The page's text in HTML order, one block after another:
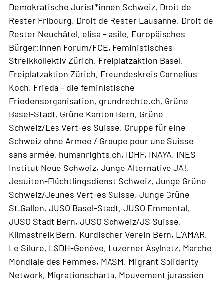
Demokratische Jurist*innen Schweiz, Droit de
Rester Fribourg, Droit de Rester Lausanne, Droit de
Rester Neuchâtel, elisa – asile, Europäisches
Bürger:innen Forum/FCE, Feministisches
Streikkollektiv Zürich, Freiplatzaktion Basel,
Freiplatzaktion Zürich, Freundeskreis Cornelius
Koch, Frieda – die feministische
Friedensorganisation, grundrechte.ch, Grüne
Basel-Stadt, Grüne Kanton Bern, Grüne
Schweiz/Les Vert-es Suisse, Gruppe für eine
Schweiz ohne Armee / Groupe pour une Suisse
sans armée, humanrights.ch, IDHF, INAYA, INES
Institut Neue Schweiz, Junge Alternative JA!,
Jesuiten-Flüchtlingsdienst Schweiz, Junge Grüne
Schweiz/Jeunes Vert-es Suisse, Junge Grüne
St.Gallen, JUSO Basel-Stadt, JUSO Emmental,
JUSO Stadt Bern, JUSO Schweiz/JS Suisse,
Klimastreik Bern, Kurdischer Verein Bern, L’AMAR,
Le Silure, LSDH-Genève, Luzerner Asylnetz, Marche
Mondiale des Femmes, MASM, Migrant Solidarity
Network, Migrationscharta, Mouvement jurassien